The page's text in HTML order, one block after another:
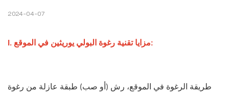
2024-04-07
I. مزايا تقنية رغوة البولي يوريثين في الموقع:
طريقة الرغوة في الموقع، رش (أو صب) طبقة عازلة من رغوة